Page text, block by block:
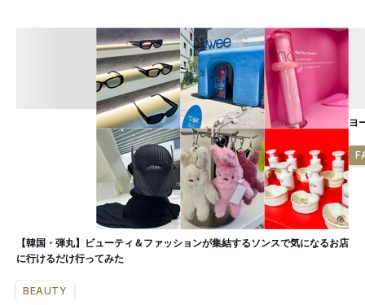
【韓国・弾丸】ビューティ＆ファッションが集結するソンスで気になるお店
に行けるだけ行ってみた
BEAUTY
ヨ